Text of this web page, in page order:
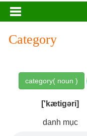
Category
category( noun )
['kætigəri]
danh mục